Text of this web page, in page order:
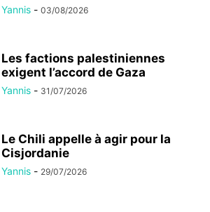
Yannis - 03/08/2026
Les factions palestiniennes
exigent l’accord de Gaza
Yannis - 31/07/2026
Le Chili appelle à agir pour la
Cisjordanie
Yannis - 29/07/2026